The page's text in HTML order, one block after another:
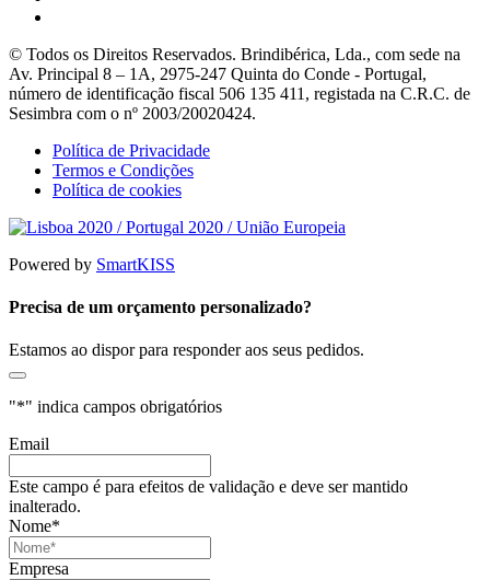
© Todos os Direitos Reservados. Brindibérica, Lda., com sede na
Av. Principal 8 – 1A, 2975-247 Quinta do Conde - Portugal,
número de identificação fiscal 506 135 411, registada na C.R.C. de
Sesimbra com o nº 2003/20020424.
Política de Privacidade
Termos e Condições
Política de cookies
Powered by SmartKISS
Precisa de um orçamento personalizado?
Estamos ao dispor para responder aos seus pedidos.
"*" indica campos obrigatórios
Email
Este campo é para efeitos de validação e deve ser mantido
inalterado.
Nome*
Empresa